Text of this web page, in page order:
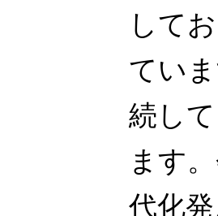
して
てい
続し
ます
代化